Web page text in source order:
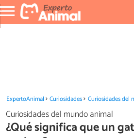
ExpertoAnimal Curiosidades Curiosidades del
Curiosidades del mundo animal
¿Qué significa que un